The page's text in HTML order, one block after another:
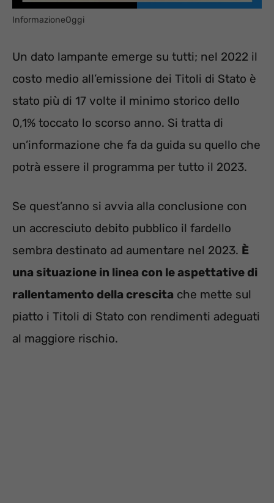
InformazioneOggi
Un dato lampante emerge su tutti; nel 2022 il
costo medio all’emissione dei Titoli di Stato è
stato più di 17 volte il minimo storico dello
0,1% toccato lo scorso anno. Si tratta di
un’informazione che fa da guida su quello che
potrà essere il programma per tutto il 2023.
Se quest’anno si avvia alla conclusione con
un accresciuto debito pubblico il fardello
sembra destinato ad aumentare nel 2023. È
una situazione in linea con le aspettative di
rallentamento della crescita che mette sul
piatto i Titoli di Stato con rendimenti adeguati
al maggiore rischio.